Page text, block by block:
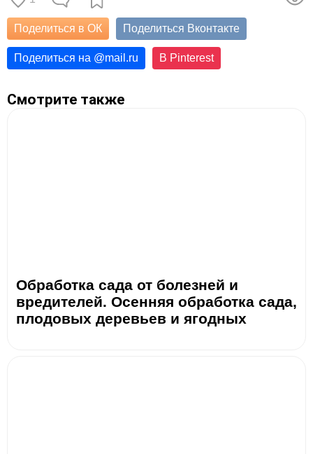
Поделиться в ОК Поделиться Вконтакте
Поделиться на @mail.ru В Pinterest
Смотрите также
Обработка сада от болезней и
вредителей. Осенняя обработка сада,
плодовых деревьев и ягодных